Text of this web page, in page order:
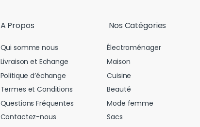
A Propos
Qui somme nous
Livraison et Echange
Politique d’échange
Termes et Conditions
Questions Fréquentes
Contactez-nous
Nos Catégories
Électroménager
Maison
Cuisine
Beauté
Mode femme
Sacs